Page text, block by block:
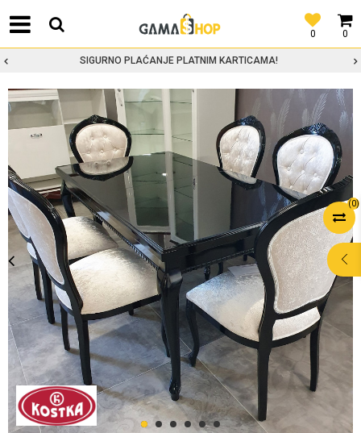
0
0
SIGURNO PLAĆANJE PLATNIM KARTICAMA!
(0)
1 2 3 4 5 6
POMOĆ PRI
KUPOVINI
Za više informacija, pomoć
i porudžbine